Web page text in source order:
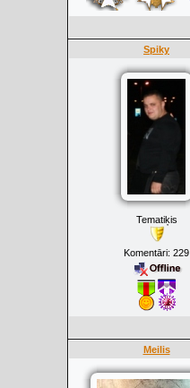
Spiky
Tematiķis
Komentāri: 229
Meilis